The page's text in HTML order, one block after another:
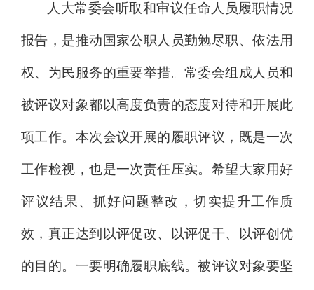
人大常委会听取和审议任命人员履职情况
报告，是推动国家公职人员勤勉尽职、依法用
权、为民服务的重要举措。常委会组成人员和
被评议对象都以高度负责的态度对待和开展此
项工作。本次会议开展的履职评议，既是一次
工作检视，也是一次责任压实。希望大家用好
评议结果、抓好问题整改，切实提升工作质
效，真正达到以评促改、以评促干、以评创优
的目的。 一要明确履职底线。被评议对象要坚